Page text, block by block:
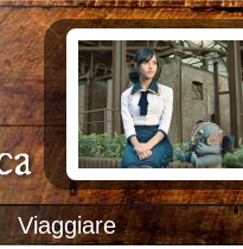
Viaggiare
Documenti
Italiani in Costa
L’ambasciata
Opportunità